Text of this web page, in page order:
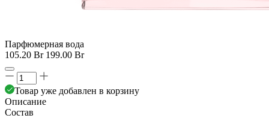
Парфюмерная вода
105.20 Br 199.00 Br
Товар уже добавлен в корзину
Описание
Состав